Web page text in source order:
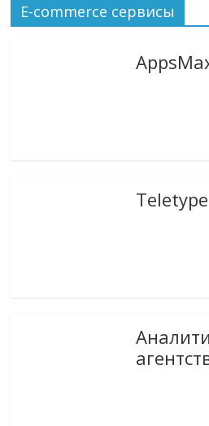
E-commerce сервисы
Teletype